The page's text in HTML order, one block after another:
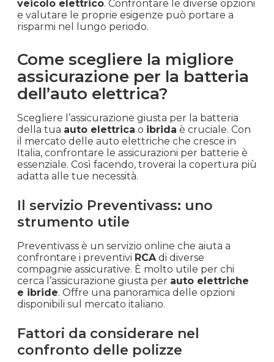
veicolo elettrico. Confrontare le diverse opzioni
e valutare le proprie esigenze può portare a
risparmi nel lungo periodo.
Come scegliere la migliore
assicurazione per la batteria
dell’auto elettrica?
Scegliere l’assicurazione giusta per la batteria
della tua auto elettrica o ibrida è cruciale. Con
il mercato delle auto elettriche che cresce in
Italia, confrontare le assicurazioni per batterie è
essenziale. Così facendo, troverai la copertura più
adatta alle tue necessità.
Il servizio Preventivass: uno
strumento utile
Preventivass è un servizio online che aiuta a
confrontare i preventivi RCA di diverse
compagnie assicurative. È molto utile per chi
cerca l’assicurazione giusta per auto elettriche
e ibride. Offre una panoramica delle opzioni
disponibili sul mercato italiano.
Fattori da considerare nel
confronto delle polizze